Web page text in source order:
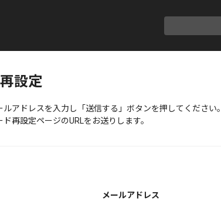
設定
アドレスを入力し「送信する」ボタンを押してください。
再設定ページのURLをお送りします。
メールアドレス